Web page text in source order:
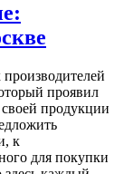
проявил
своей продукции
к
для покупки